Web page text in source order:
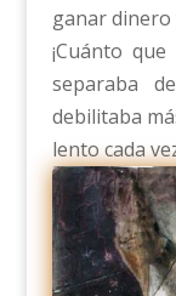
ganar dinero
¡Cuánto
separaba
debilitaba
lento cada